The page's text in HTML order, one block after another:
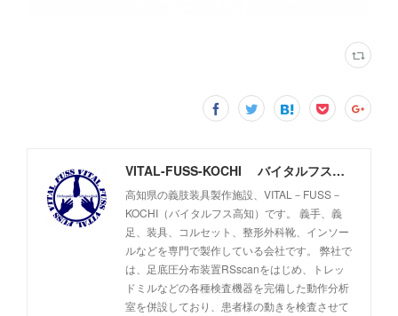
VITAL-FUSS-KOCHI バイタルフス高知
高知県の義肢装具製作施設、VITAL－FUSS－
KOCHI（バイタルフス高知）です。 義手、義
足、装具、コルセット、整形外科靴、インソー
ルなどを専門で製作している会社です。 弊社で
は、足底圧分布装置RSscanをはじめ、トレッ
ドミルなどの各種検査機器を完備した動作分析
室を併設しており、患者様の動きを検査させて